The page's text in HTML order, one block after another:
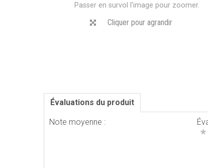
Passer en survol l'image pour zoomer.
Cliquer pour agrandir
Évaluations du produit
Note moyenne :